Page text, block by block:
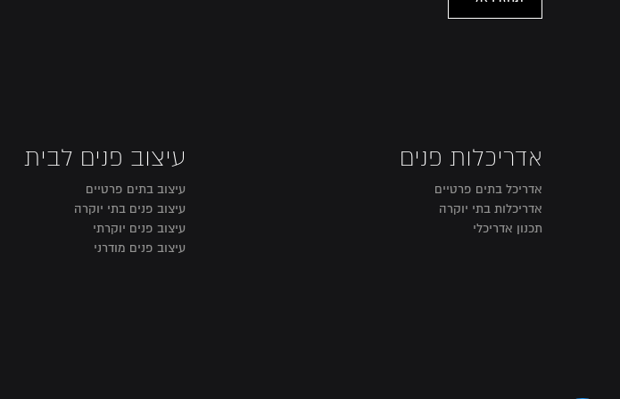
אדריכלות פנים
אדריכל בתים פרטיים
אדריכלות בתי יוקרה
תכנון אדריכלי
עיצוב פנים לבית
עיצוב בתים פרטיים
עיצוב פנים בתי יוקרה
עיצוב פנים יוקרתי
עיצוב פנים מודרני